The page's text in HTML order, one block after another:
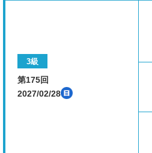
3級
第175回
2027/02/28